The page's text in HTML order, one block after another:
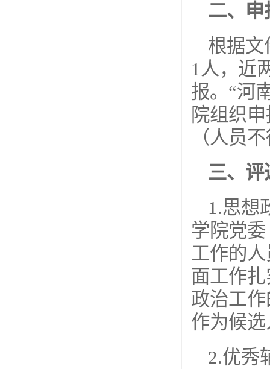
二、申
根据文
1人，近
报。“河
院组织
（人员
三、评
1.思想
学院党
工作的
面工作
政治工
作为候
2.优秀